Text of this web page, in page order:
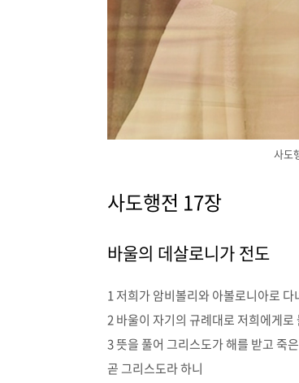
사도
사도행전 17장
바울의 데살로니가 전도
1 저희가 암비볼리와 아볼로니아로
2 바울이 자기의 규례대로 저희에게
3 뜻을 풀어 그리스도가 해를 받고 죽
곧 그리스도라 하니